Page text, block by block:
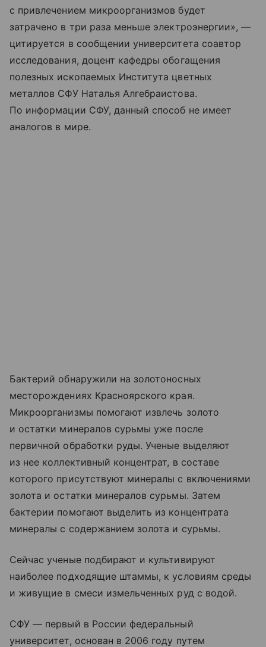
с привлечением микроорганизмов будет
затрачено в три раза меньше электроэнергии», —
цитируется в сообщении университета соавтор
исследования, доцент кафедры обогащения
полезных ископаемых Института цветных
металлов СФУ Наталья Алгебраистова.
По информации СФУ, данный способ не имеет
аналогов в мире.
Бактерий обнаружили на золотоносных
месторождениях Красноярского края.
Микроорганизмы помогают извлечь золото
и остатки минералов сурьмы уже после
первичной обработки руды. Ученые выделяют
из нее коллективный концентрат, в составе
которого присутствуют минералы с включениями
золота и остатки минералов сурьмы. Затем
бактерии помогают выделить из концентрата
минералы с содержанием золота и сурьмы.
Сейчас ученые подбирают и культивируют
наиболее подходящие штаммы, к условиям среды
и живущие в смеси измельченных руд с водой.
СФУ — первый в России федеральный
университет, основан в 2006 году путем